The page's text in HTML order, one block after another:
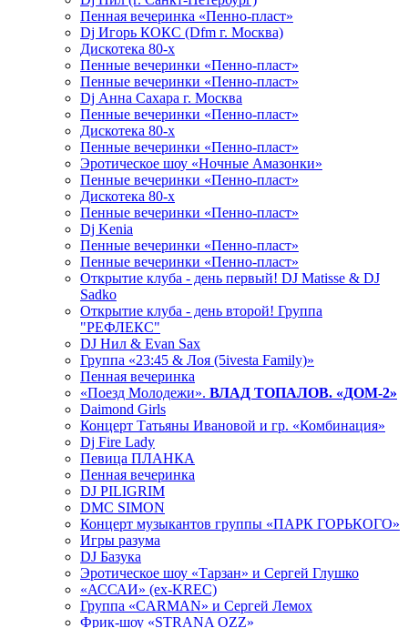
Пенная вечеринка «Пенно-пласт»
Dj Игорь КОКС (Dfm г. Москва)
Дискотека 80-х
Пенные вечеринки «Пенно-пласт»
Пенные вечеринки «Пенно-пласт»
Dj Анна Сахара г. Москва
Пенные вечеринки «Пенно-пласт»
Дискотека 80-х
Пенные вечеринки «Пенно-пласт»
Эротическое шоу «Ночные Амазонки»
Пенные вечеринки «Пенно-пласт»
Дискотека 80-х
Пенные вечеринки «Пенно-пласт»
Dj Kenia
Пенные вечеринки «Пенно-пласт»
Пенные вечеринки «Пенно-пласт»
Открытие клуба - день первый! DJ Matisse & DJ
Sadko
Открытие клуба - день второй! Группа
"РЕФЛЕКС"
DJ Нил & Evan Sax
Группа «23:45 & Лоя (5ivesta Family)»
Пенная вечеринка
«Поезд Молодежи». ВЛАД ТОПАЛОВ. «ДОМ-2»
Daimond Girls
Концерт Татьяны Ивановой и гр. «Комбинация»
Dj Fire Lady
Певица ПЛАНКА
Пенная вечеринка
DJ PILIGRIM
DMC SIMON
Концерт музыкантов группы «ПАРК ГОРЬКОГО»
Игры разума
DJ Базука
Эротическое шоу «Тарзан» и Сергей Глушко
«АССАИ» (ex-KREC)
Группа «CARMAN» и Сергей Лемох
Фрик-шоу «STRANA OZZ»